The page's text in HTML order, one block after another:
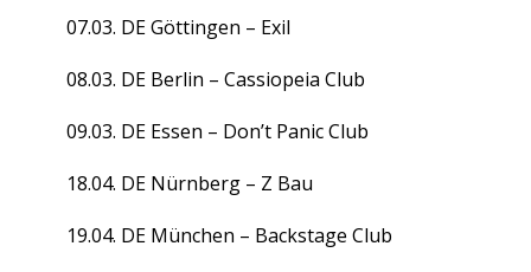
07.03. DE Göttingen – Exil
08.03. DE Berlin – Cassiopeia Club
09.03. DE Essen – Don’t Panic Club
18.04. DE Nürnberg – Z Bau
19.04. DE München – Backstage Club